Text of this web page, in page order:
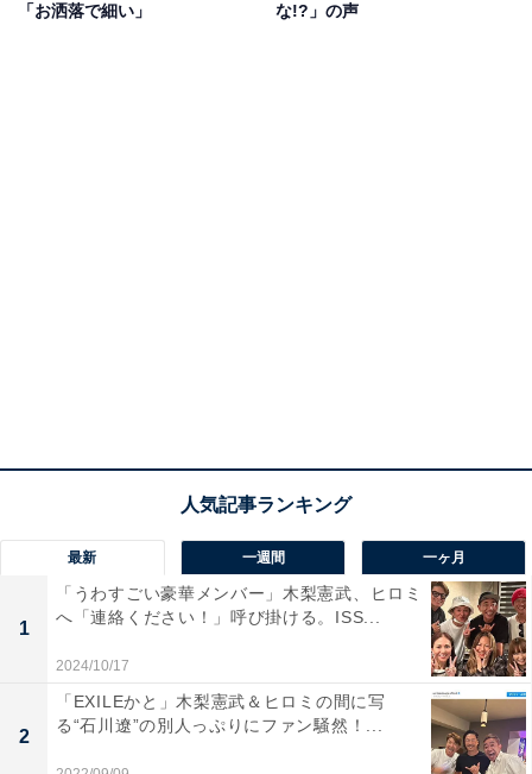
「お洒落で細い」
な!?」の声
最新 一週間 一ヶ月
1
「うわすごい豪華メンバー」木梨憲武、ヒロミ
へ「連絡ください！」呼び掛ける。ISS...
2024/10/17
2
「EXILEかと」木梨憲武＆ヒロミの間に写
る“石川遼”の別人っぷりにファン騒然！...